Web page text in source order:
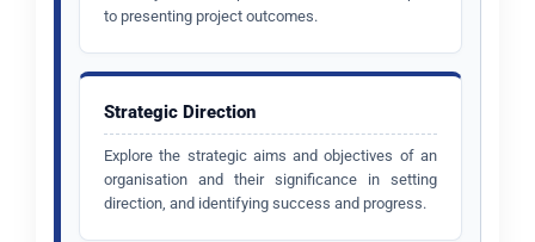
to presenting project outcomes.
Strategic Direction
Explore the strategic aims and objectives of an
organisation and their significance in setting
direction, and identifying success and progress.